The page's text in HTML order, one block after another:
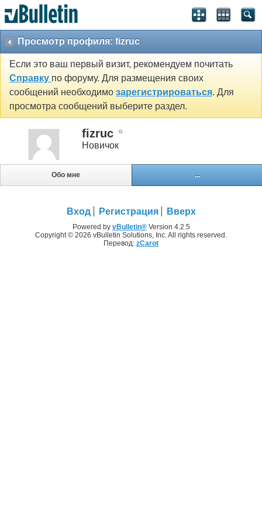
Просмотр профиля: fizruc
Если это ваш первый визит, рекомендуем почитать
Справку по форуму. Для размещения своих
сообщений необходимо зарегистрироваться. Для
просмотра сообщений выберите раздел.
fizruc
Новичок
Обо мне ...
Вход Регистрация Вверх
Powered by vBulletin®Version 4.2.5
Copyright © 2026 vBulletin Solutions, Inc. All rights reserved.
Перевод: zCarot